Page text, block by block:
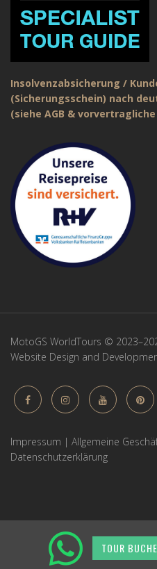
TOUR
Insolvenzabsicherung /
(Sicherungsschein) nach
(siehe AGB &
MotoGS WorldTours ©
Website Design and
Impressum | Allgemeine
Datenschutzerklärung